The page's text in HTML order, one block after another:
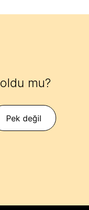
mu?
Pek değil